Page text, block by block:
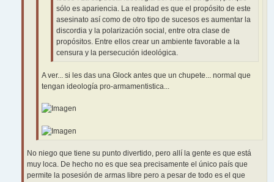
sólo es apariencia. La realidad es que el propósito de este
asesinato así como de otro tipo de sucesos es aumentar la
discordia y la polarización social, entre otra clase de
propósitos. Entre ellos crear un ambiente favorable a la
censura y la persecución ideológica.
A ver... si les das una Glock antes que un chupete... normal que
tengan ideología pro-armamentistica...
No niego que tiene su punto divertido, pero allí la gente es que está
muy loca. De hecho no es que sea precisamente el único país que
permite la posesión de armas libre pero a pesar de todo es el que